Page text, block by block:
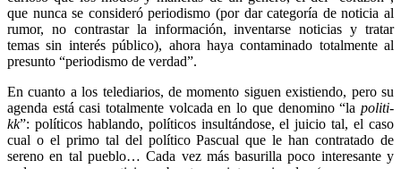
que nunca se consideró periodismo (por dar categoría de noticia al
rumor, no contrastar la información, inventarse noticias y tratar
temas sin interés público), ahora haya contaminado totalmente al
presunto “periodismo de verdad”.
En cuanto a los telediarios, de momento siguen existiendo, pero su
agenda está casi totalmente volcada en lo que denomino “la politi-
kk”: políticos hablando, políticos insultándose, el juicio tal, el caso
cual o el primo tal del político Pascual que le han contratado de
sereno en tal pueblo… Cada vez más basurilla poco interesante y